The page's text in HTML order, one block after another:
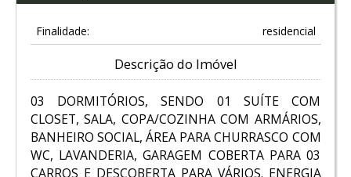
Finalidade: residencial
Descrição do Imóvel
03 DORMITÓRIOS, SENDO 01 SUÍTE COM
CLOSET, SALA, COPA/COZINHA COM ARMÁRIOS,
BANHEIRO SOCIAL, ÁREA PARA CHURRASCO COM
WC, LAVANDERIA, GARAGEM COBERTA PARA 03
CARROS E DESCOBERTA PARA VÁRIOS. ENERGIA